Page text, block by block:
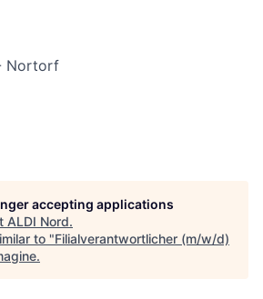
Nortorf
accepting applications
ALDI Nord.
to "Filialverantwortlicher (m/w/d)
.